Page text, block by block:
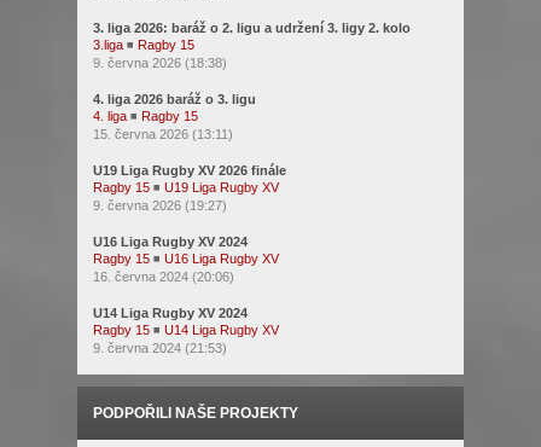
3. liga 2026: baráž o 2. ligu a udržení 3. ligy 2. kolo
3.liga ◾ Ragby 15
9. června 2026 (18:38)
4. liga 2026 baráž o 3. ligu
4. liga ◾ Ragby 15
15. června 2026 (13:11)
U19 Liga Rugby XV 2026 finále
Ragby 15 ◾ U19 Liga Rugby XV
9. června 2026 (19:27)
U16 Liga Rugby XV 2024
Ragby 15 ◾ U16 Liga Rugby XV
16. června 2024 (20:06)
U14 Liga Rugby XV 2024
Ragby 15 ◾ U14 Liga Rugby XV
9. června 2024 (21:53)
PODPOŘILI NAŠE PROJEKTY